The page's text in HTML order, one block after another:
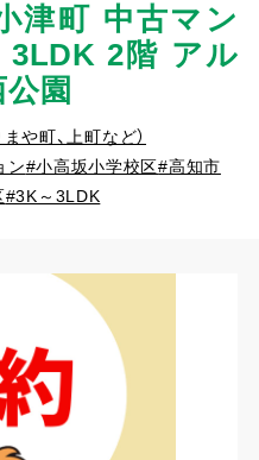
津町 中古マン
3LDK 2階 アル
園
や町、上町など）
ン#小高坂小学校区#高知市
#3K～3LDK